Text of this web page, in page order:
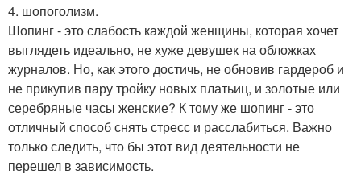
4. шопоголизм.
Шопинг - это слабость каждой женщины, которая хочет
выглядеть идеально, не хуже девушек на обложках
журналов. Но, как этого достичь, не обновив гардероб и
не прикупив пару тройку новых платьиц, и золотые или
серебряные часы женские? К тому же шопинг - это
отличный способ снять стресс и расслабиться. Важно
только следить, что бы этот вид деятельности не
перешел в зависимость.